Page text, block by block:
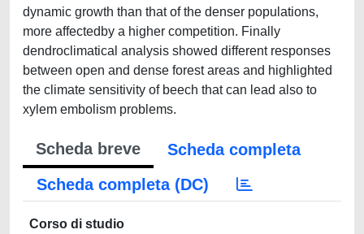
dynamic growth than that of the denser populations,
more affectedby a higher competition. Finally
dendroclimatical analysis showed different responses
between open and dense forest areas and highlighted
the climate sensitivity of beech that can lead also to
xylem embolism problems.
Scheda breve
Scheda completa
Scheda completa (DC)
Corso di studio